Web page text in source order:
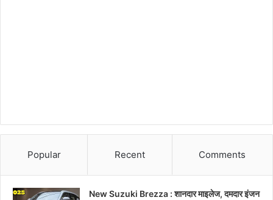
Popular Recent Comments
New Suzuki Brezza : शानदार माइलेज, दमदार इंजन